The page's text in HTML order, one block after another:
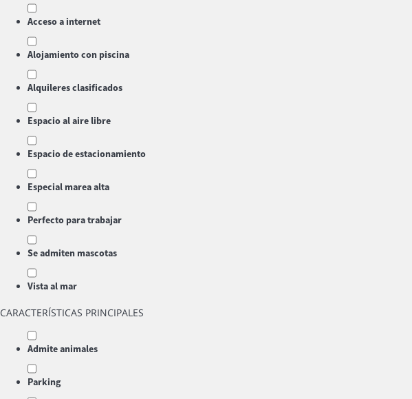
Acceso a internet
Alojamiento con piscina
Alquileres clasificados
Espacio al aire libre
Espacio de estacionamiento
Especial marea alta
Perfecto para trabajar
Se admiten mascotas
Vista al mar
CARACTERÍSTICAS PRINCIPALES
Admite animales
Parking